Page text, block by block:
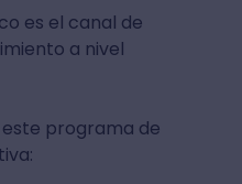
es el canal de
a nivel
programa de